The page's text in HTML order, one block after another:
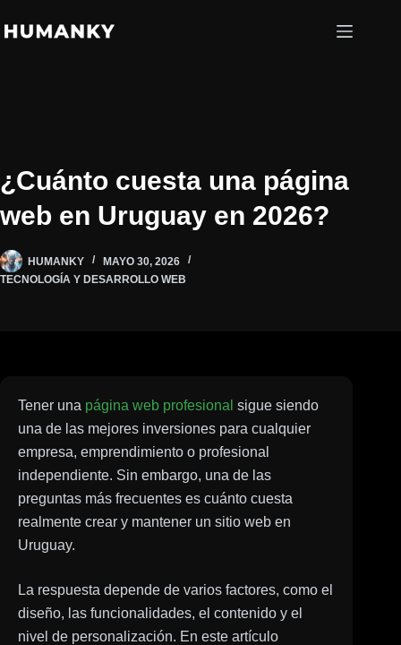
al
¿Cuánto cuesta una página
web en Uruguay en 2026?
HUMANKY
MAYO 30, 2026
TECNOLOGÍA Y DESARROLLO WEB
Tener una página web profesional sigue siendo
una de las mejores inversiones para cualquier
empresa, emprendimiento o profesional
independiente. Sin embargo, una de las
preguntas más frecuentes es cuánto cuesta
realmente crear y mantener un sitio web en
Uruguay.
La respuesta depende de varios factores, como el
diseño, las funcionalidades, el contenido y el
nivel de personalización. En este artículo